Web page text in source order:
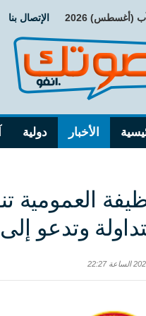
الإتصال بنا
الأخبار دولية
العمومية
وتدعو
22:27